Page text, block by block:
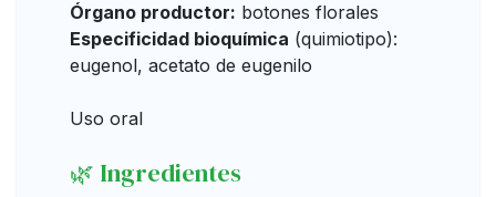
Órgano productor: botones florales
Especificidad bioquímica (quimiotipo):
eugenol, acetato de eugenilo
Uso oral
🌿 Ingredientes